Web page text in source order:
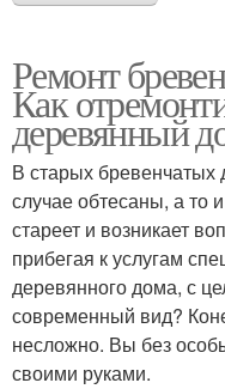
Ремонт
Как
деревянный
В старых
случае обтесаны, а то
стареет и возникает
прибегая к услугам
деревянного дома, с
современный вид?
несложно. Вы без
своими руками.